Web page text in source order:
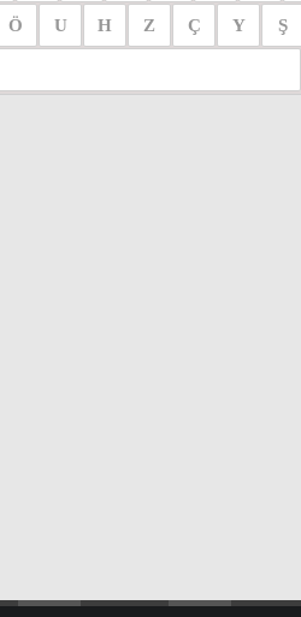
Ö U H Z Ç Y Ş